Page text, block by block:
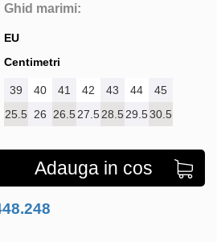
Ghid marimi:
EU
Centimetri
39 40 41 42 43 44
45
25.5 26 26.527.528.529.530.5
Adauga in cos